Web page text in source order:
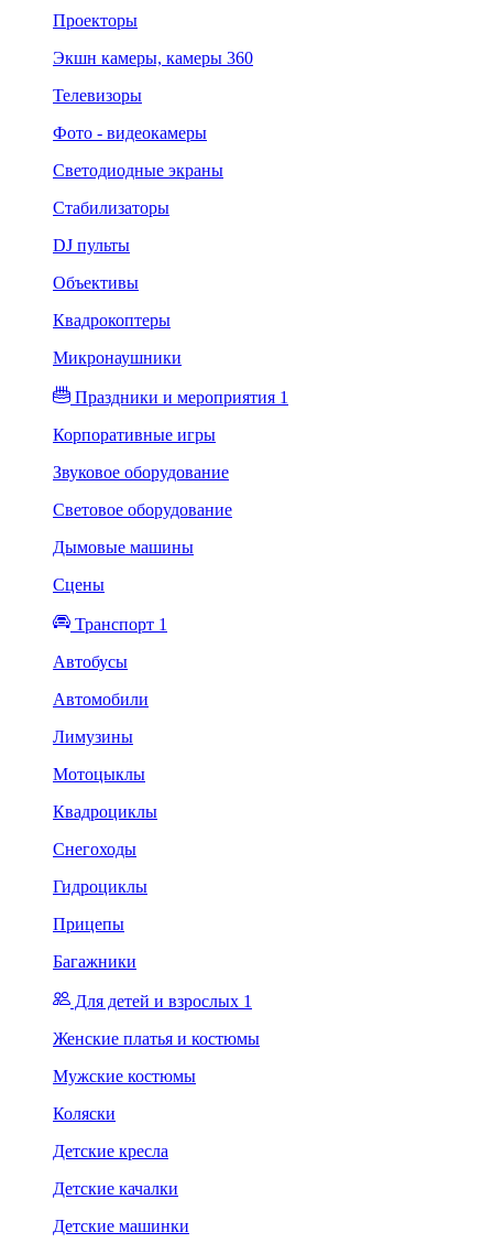
Проекторы
Экшн камеры, камеры 360
Телевизоры
Фото - видеокамеры
Светодиодные экраны
Стабилизаторы
DJ пульты
Объективы
Квадрокоптеры
Микронаушники
Праздники и мероприятия 1
Корпоративные игры
Звуковое оборудование
Световое оборудование
Дымовые машины
Сцены
Транспорт 1
Автобусы
Автомобили
Лимузины
Мотоцыклы
Квадроциклы
Снегоходы
Гидроциклы
Прицепы
Багажники
Для детей и взрослых 1
Женские платья и костюмы
Мужские костюмы
Коляски
Детские кресла
Детские качалки
Детские машинки